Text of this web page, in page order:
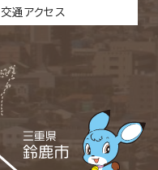
交通アクセス